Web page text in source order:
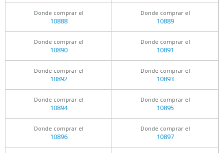
Donde comprar el
10888
Donde comprar el
10889
Donde comprar el
10890
Donde comprar el
10891
Donde comprar el
10892
Donde comprar el
10893
Donde comprar el
10894
Donde comprar el
10895
Donde comprar el
10896
Donde comprar el
10897